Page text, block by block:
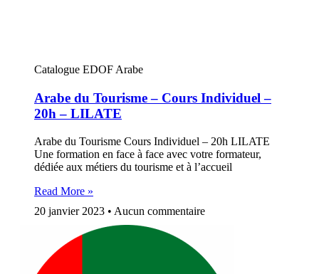
Catalogue EDOF Arabe
Arabe du Tourisme – Cours Individuel –
20h – LILATE
Arabe du Tourisme Cours Individuel – 20h LILATE
Une formation en face à face avec votre formateur,
dédiée aux métiers du tourisme et à l’accueil
Read More »
20 janvier 2023
Aucun commentaire